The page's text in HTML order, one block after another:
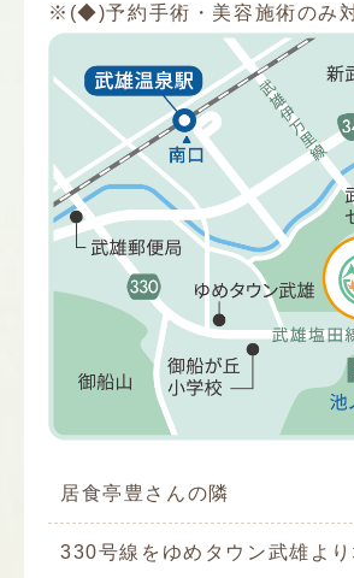
※(◆)予約手術・美容施術のみ対
居食亭豊さんの隣
330号線をゆめタウン武雄よ